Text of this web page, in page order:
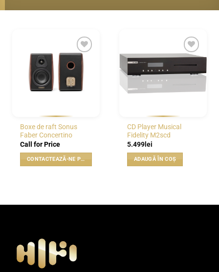
WISHLIST
Boxe de raft Sonus
Faber Concertino
Call for Price
CONTACTEAZĂ-NE PENTRU PREȚ
WISHLIST
CD Player Musical
Fidelity M2scd
5.499lei
ADAUGĂ ÎN COȘ